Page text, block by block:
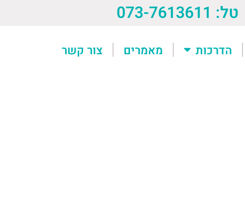
טל: 073-7613611
הדרכות מאמרים צור קשר